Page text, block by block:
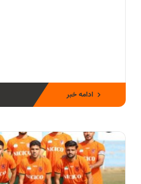
ادامه خبر